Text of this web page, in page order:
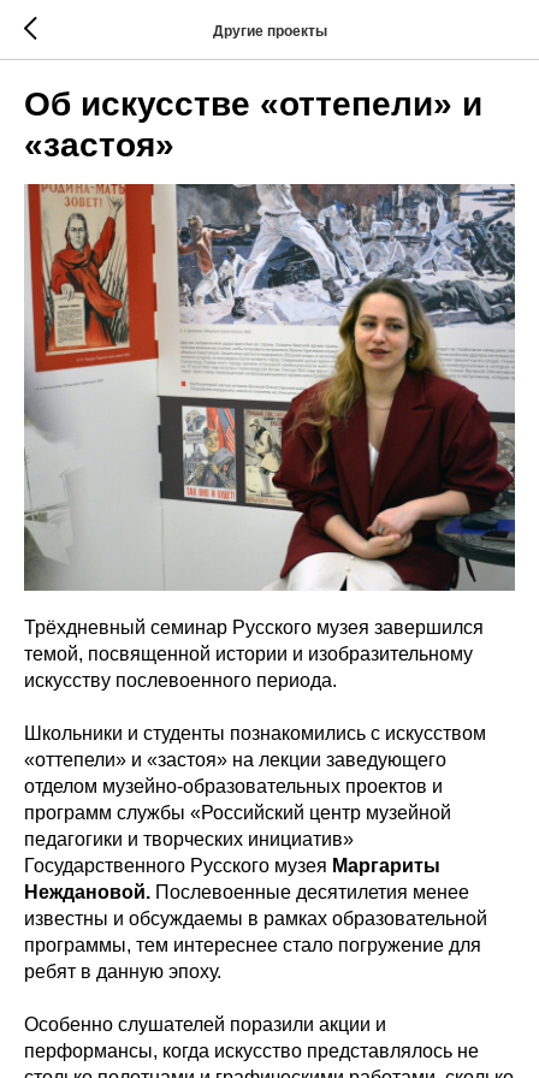
Другие проекты
Об искусстве «оттепели» и
«застоя»
Трёхдневный семинар Русского музея завершился
темой, посвященной истории и изобразительному
искусству послевоенного периода.
Школьники и студенты познакомились с искусством
«оттепели» и «застоя» на лекции заведующего
отделом музейно-образовательных проектов и
программ службы «Российский центр музейной
педагогики и творческих инициатив»
Государственного Русского музея Маргариты
Неждановой. Послевоенные десятилетия менее
известны и обсуждаемы в рамках образовательной
программы, тем интереснее стало погружение для
ребят в данную эпоху.
Особенно слушателей поразили акции и
перформансы, когда искусство представлялось не